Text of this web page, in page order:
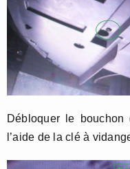
Débloquer le
l’aide de la clé à